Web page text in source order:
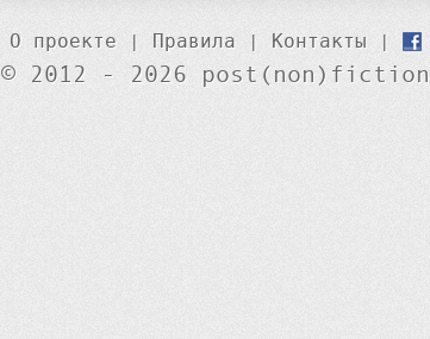
О проекте | Правила | Контакты |
© 2012 - 2026 post(non)fiction